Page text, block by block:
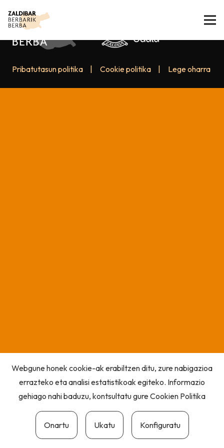
Pribatutasun politika Cookie politika Lege oharra
Webgune honek cookie-ak erabiltzen ditu, zure nabigazioa
errazteko eta analisi estatistikoak egiteko. Informazio
gehiago nahi baduzu, kontsultatu gureCookien Politika
Onartu Ukatu Konfiguratu